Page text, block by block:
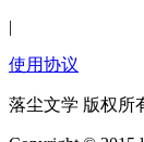
|
使用协议
落尘文学 版权所